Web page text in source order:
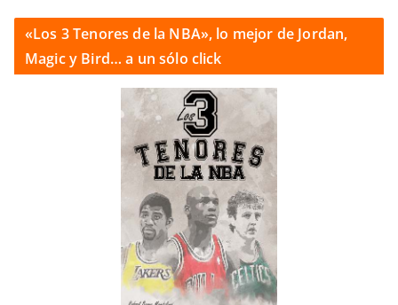
«Los 3 Tenores de la NBA», lo mejor de Jordan,
Magic y Bird… a un sólo click